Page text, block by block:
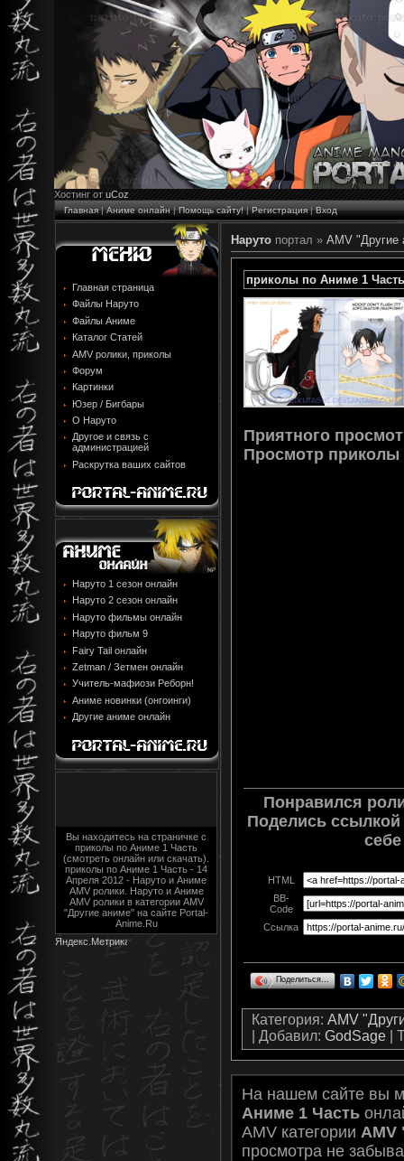
Хостинг от uCoz
Главная|Аниме онлайн|Помощь сайту!|Регистрация|Вход
Главная страница
Файлы Наруто
Файлы Аниме
Каталог Статей
AMV ролики, приколы
Форум
Картинки
Юзер / Бигбары
О Наруто
Другое и связь с
администрацией
Раскрутка ваших сайтов
Наруто 1 сезон онлайн
Наруто 2 сезон онлайн
Наруто фильмы онлайн
Наруто фильм 9
Fairy Tail онлайн
Zetman / Зетмен онлайн
Учитель-мафиози Реборн!
Аниме новинки (онгоинги)
Другие аниме онлайн
Вы находитесь на страничке с
приколы по Аниме 1 Часть
(смотреть онлайн или скачать).
приколы по Аниме 1 Часть - 14
Апреля 2012 - Наруто и Аниме
AMV ролики. Наруто и Аниме
AMV ролики в категории AMV
"Другие аниме" на сайте Portal-
Anime.Ru
Наруто портал » AMV "Другие
приколы по Аниме 1 Часть
Приятного
Просмотр приколы
Понравился
Поделись
HTML
BB-
Code
Ссылка
Поделиться…
Категория: AMV
Добавил: GodSage
На нашем сайте вы
Аниме 1 Часть
AMV категории AMV
просмотра не